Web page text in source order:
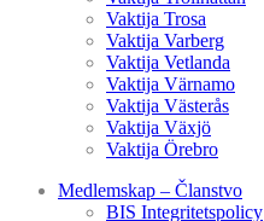
Vaktija Trosa
Vaktija Varberg
Vaktija Vetlanda
Vaktija Värnamo
Vaktija Västerås
Vaktija Växjö
Vaktija Örebro
Medlemskap – Članstvo
BIS Integritetspolicy